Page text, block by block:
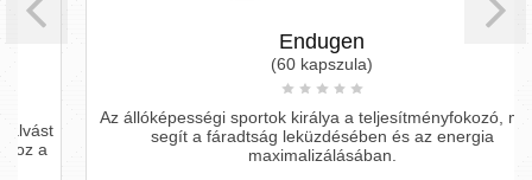
Endugen
(60 kapszula)
Az állóképességi sportok királya a teljesítményfokozó, mely
segít a fáradtság leküzdésében és az energia
maximalizálásában.